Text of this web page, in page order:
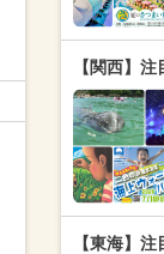
【関西】
【東海】